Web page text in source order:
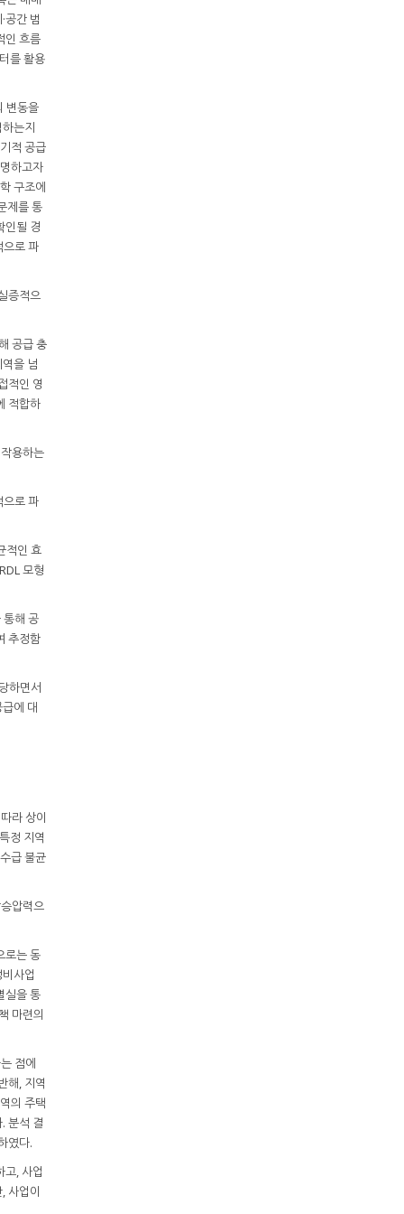
공간 범
인 흐름
를 활용
변동을
는지
적 공급
하고자
구조에
제를 통
인될 경
로 파
증적으
공급 충
을 넘
적인 영
적합하
용하는
으로 파
적인 효
모형
통해 공
추정함
하면서
에 대
라 상이
정 지역
급 불균
압력으
로는 동
사업
실을 통
마련의
점에
해, 지역
의 주택
분석 결
였다.
고, 사업
사업이